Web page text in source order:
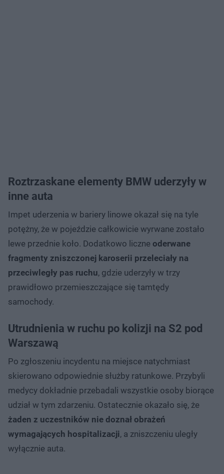
Roztrzaskane elementy BMW uderzyły w
inne auta
Impet uderzenia w bariery linowe okazał się na tyle
potężny, że w pojeździe całkowicie wyrwane zostało
lewe przednie koło. Dodatkowo liczne oderwane
fragmenty zniszczonej karoserii przeleciały na
przeciwległy pas ruchu, gdzie uderzyły w trzy
prawidłowo przemieszczające się tamtędy
samochody.
Utrudnienia w ruchu po kolizji na S2 pod
Warszawą
Po zgłoszeniu incydentu na miejsce natychmiast
skierowano odpowiednie służby ratunkowe. Przybyli
medycy dokładnie przebadali wszystkie osoby biorące
udział w tym zdarzeniu. Ostatecznie okazało się, że
żaden z uczestników nie doznał obrażeń
wymagających hospitalizacji, a zniszczeniu uległy
wyłącznie auta.